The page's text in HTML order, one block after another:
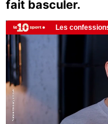
fait basculer.